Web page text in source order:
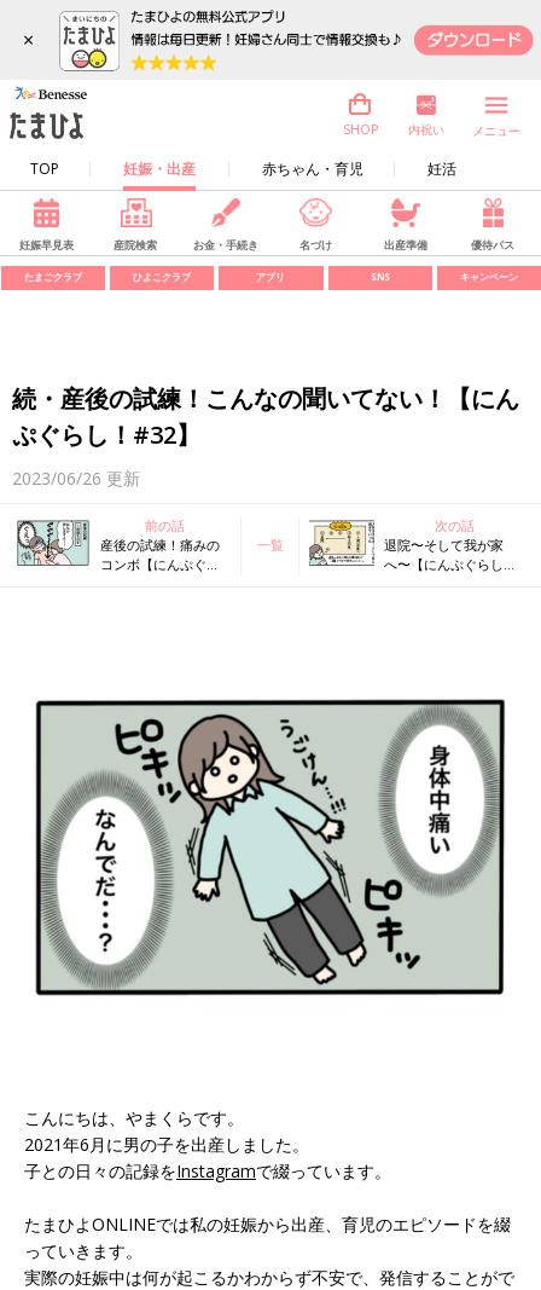
×
TOP 妊娠・出産 赤ちゃん・育児 妊活
SHOP 内祝い メニュー
妊娠早見表 産院検索 お金・手続き 名づけ 出産準備 優待パス
たまごクラブ ひよこクラブ アプリ SNS キャンペーン
続・産後の試練！こんなの聞いてない！【にん
ぷぐらし！#32】
2023/06/26 更新
前の話
産後の試練！痛みの
コンボ【にんぷぐら
一覧
次の話
退院〜そして我が家
へ〜【にんぷぐらし！
こんにちは、やまくらです。
2021年6月に男の子を出産しました。
子との日々の記録をInstagramで綴っています。
たまひよONLINEでは私の妊娠から出産、育児のエピソードを綴
っていきます。
実際の妊娠中は何が起こるかわからず不安で、発信することがで